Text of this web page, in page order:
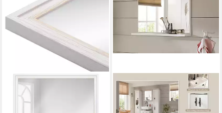
WANDSTYLE
Wandspiegel H025, Weiß,
gemasert, aus Massivholz im
HOME AFFAIRE
Badspiegel Florenz, Spiegel
im Landhausstil, in Pinie Weiß,